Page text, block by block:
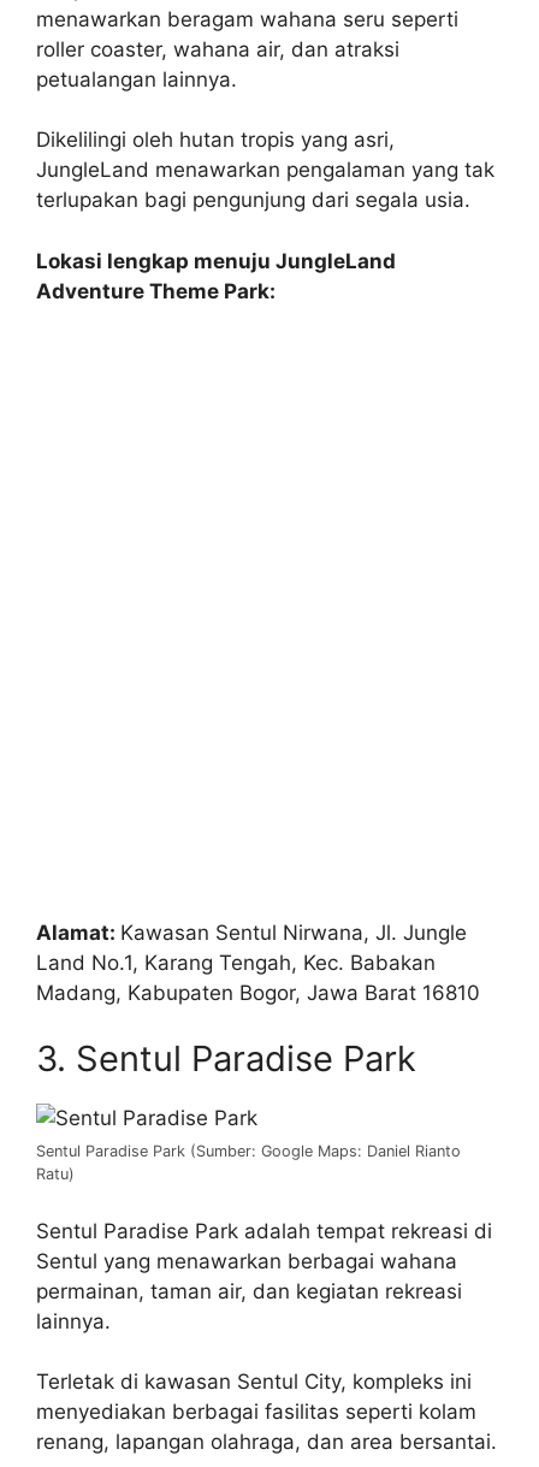
menawarkan beragam wahana seru seperti
roller coaster, wahana air, dan atraksi
petualangan lainnya.
Dikelilingi oleh hutan tropis yang asri,
JungleLand menawarkan pengalaman yang tak
terlupakan bagi pengunjung dari segala usia.
Lokasi lengkap menuju JungleLand
Adventure Theme Park:
Alamat: Kawasan Sentul Nirwana, Jl. Jungle
Land No.1, Karang Tengah, Kec. Babakan
Madang, Kabupaten Bogor, Jawa Barat 16810
3. Sentul Paradise Park
Sentul Paradise Park (Sumber: Google Maps: Daniel Rianto
Ratu)
Sentul Paradise Park adalah tempat rekreasi di
Sentul yang menawarkan berbagai wahana
permainan, taman air, dan kegiatan rekreasi
lainnya.
Terletak di kawasan Sentul City, kompleks ini
menyediakan berbagai fasilitas seperti kolam
renang, lapangan olahraga, dan area bersantai.